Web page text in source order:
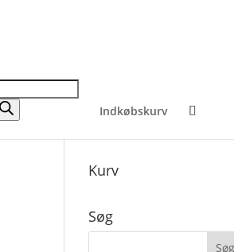
Indkøbskurv
Kurv
Søg